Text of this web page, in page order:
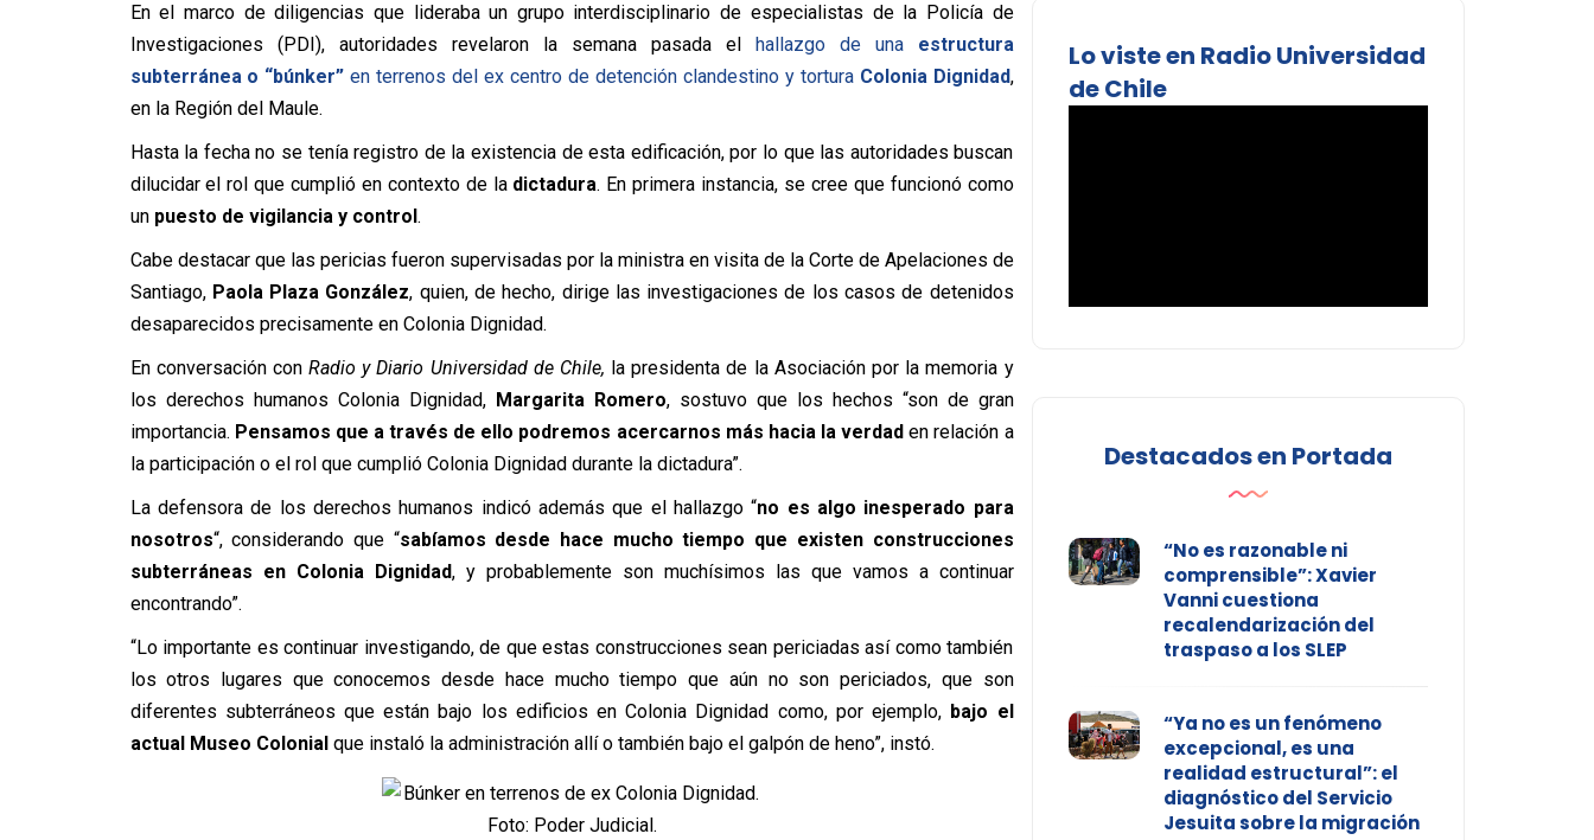
En el marco de diligencias que lideraba un grupo interdisciplinario de especialistas de la Policía de
Investigaciones (PDI), autoridades revelaron la semana pasada el hallazgo de una estructura
subterránea o “búnker” en terrenos del ex centro de detención clandestino y tortura Colonia Dignidad,
en la Región del Maule.
Hasta la fecha no se tenía registro de la existencia de esta edificación, por lo que las autoridades buscan
dilucidar el rol que cumplió en contexto de la dictadura. En primera instancia, se cree que funcionó como
un puesto de vigilancia y control.
Cabe destacar que las pericias fueron supervisadas por la ministra en visita de la Corte de Apelaciones de
Santiago, Paola Plaza González, quien, de hecho, dirige las investigaciones de los casos de detenidos
desaparecidos precisamente en Colonia Dignidad.
En conversación conRadio y Diario Universidad de Chile, la presidenta de la Asociación por la memoria y
los derechos humanos Colonia Dignidad,Margarita Romero, sostuvo que los hechos “son de gran
importancia. Pensamos que a través de ello podremos acercarnos más hacia la verdad en relación a
la participación o el rol que cumplió Colonia Dignidad durante la dictadura”.
La defensora de los derechos humanos indicó además que el hallazgo “no es algo inesperado para
nosotros“, considerando que “sabíamos desde hace mucho tiempo que existen construcciones
subterráneas en Colonia Dignidad, y probablemente son muchísimos las que vamos a continuar
encontrando”.
“Lo importante es continuar investigando, de que estas construcciones sean periciadas así como también
los otros lugares que conocemos desde hace mucho tiempo que aún no son periciados, que son
diferentes subterráneos que están bajo los edificios en Colonia Dignidad como, por ejemplo, bajo el
actual Museo Colonialque instaló la administración allí o también bajo el galpón de heno”, instó.
Lo viste en Radio Universidad
de Chile
Destacados en Portada
“No es razonable ni
comprensible”: Xavier
Vanni cuestiona
recalendarización del
traspaso a los SLEP
“Ya no es un fenómeno
excepcional, es una
realidad estructural”: el
diagnóstico del Servicio
Jesuita sobre la migración